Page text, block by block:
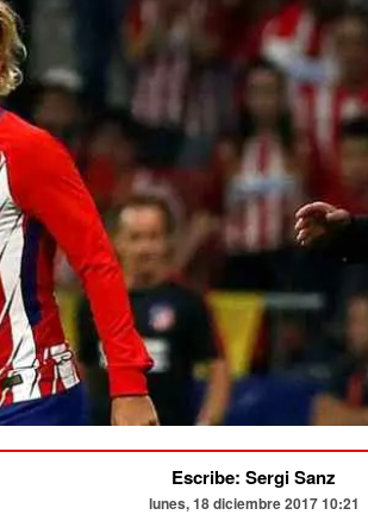
Escribe: Sergi Sanz
lunes, 18 diciembre 2017 10:21